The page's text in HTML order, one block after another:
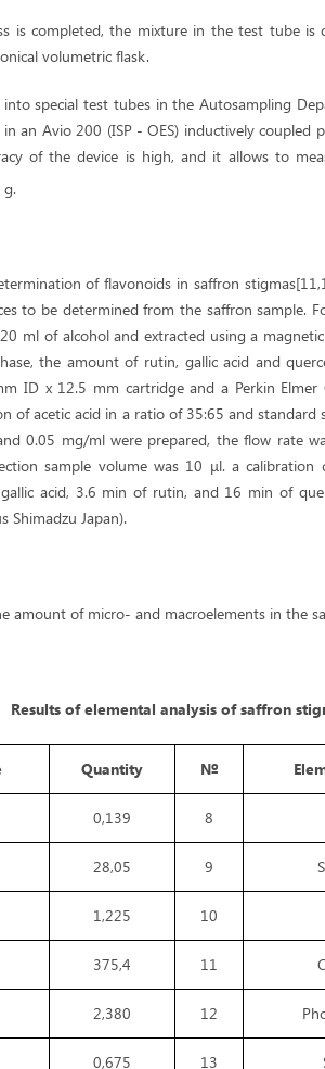
is completed, the mixture in the test tube is
volumetric flask.
special test tubes in the Autosampling
an Avio 200 (ISP - OES) inductively coupled
of the device is high, and it allows to
g.
of flavonoids in saffron
to be determined from the saffron sample.
ml of alcohol and extracted using a
the amount of rutin, gallic acid and
ID x 12.5 mm cartridge and a Perkin
of acetic acid in a ratio of 35:65 and
0.05 mg/ml were prepared, the flow rate
sample volume was 10 μl. a calibration
acid, 3.6 min of rutin, and 16 min of
Shimadzu Japan).
amount of micro- and macroelements in the
Results of elemental analysis of saffron
Quantity №
0,139 8
28,05 9
1,225 10
375,4 11
2,380 12
0,675 13